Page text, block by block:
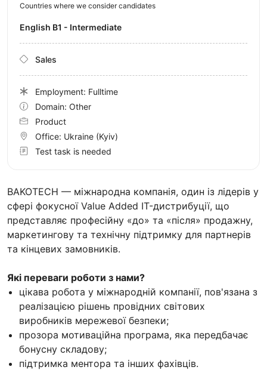
BAKOTECH — міжнародна компанія, один із лідерів у
сфері фокусної Value Added IT-дистрибуції, що
представляє професійну «до» та «після» продажну,
маркетингову та технічну підтримку для партнерів
та кінцевих замовників.
Які переваги роботи з нами?
цікава робота у міжнародній компанії, пов'язана з
реалізацією рішень провідних світових
виробників мережевої безпеки;
прозора мотиваційна програма, яка передбачає
бонусну складову;
підтримка ментора та інших фахівців.
Countries where we consider candidates
English B1 - Intermediate
Sales
Employment: Fulltime
Domain: Other
Product
Office: Ukraine (Kyiv)
Test task is needed